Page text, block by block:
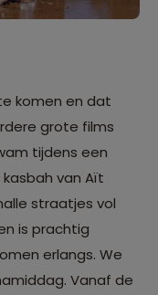
komen en dat
grote films
tijdens een
van Aït
straatjes vol
is prachtig
erlangs. We
Vanaf de